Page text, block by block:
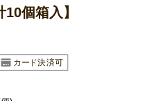
個箱入】